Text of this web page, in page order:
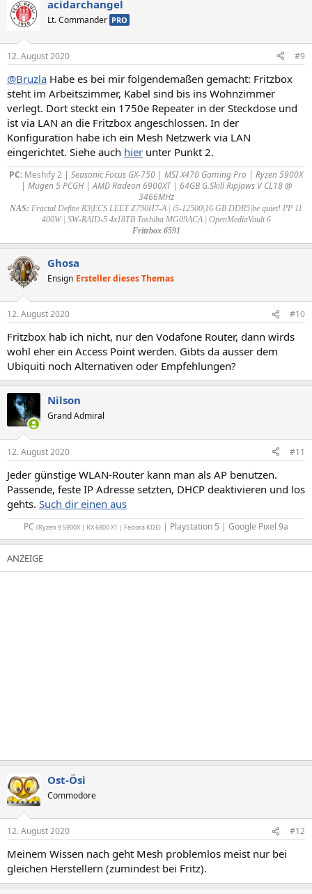
acidarchangel
Lt. Commander PRO
12. August 2020 #9
@Bruzla Habe es bei mir folgendemaßen gemacht: Fritzbox
steht im Arbeitszimmer, Kabel sind bis ins Wohnzimmer
verlegt. Dort steckt ein 1750e Repeater in der Steckdose und
ist via LAN an die Fritzbox angeschlossen. In der
Konfiguration habe ich ein Mesh Netzwerk via LAN
eingerichtet. Siehe auch hier unter Punkt 2.
PC: Meshify 2 | Seasonic Focus GX-750 | MSI X470 Gaming Pro | Ryzen 5900X
| Mugen 5 PCGH | AMD Radeon 6900XT | 64GB G.Skill RipJaws V CL18 @
3466MHz
NAS: Fractal Define R3|ECS LEET Z790H7-A | i5-12500|16 GB DDR5|be quiet! PP 11
400W | SW-RAID-5 4x18TB Toshiba MG09ACA | OpenMediaVault 6
Fritzbox 6591
Ghosa
Ensign Ersteller dieses Themas
12. August 2020 #10
Fritzbox hab ich nicht, nur den Vodafone Router, dann wirds
wohl eher ein Access Point werden. Gibts da ausser dem
Ubiquiti noch Alternativen oder Empfehlungen?
Nilson
Grand Admiral
12. August 2020 #11
Jeder günstige WLAN-Router kann man als AP benutzen.
Passende, feste IP Adresse setzten, DHCP deaktivieren und los
gehts. Such dir einen aus
PC (Ryzen 9 5900X | RX 6800 XT | Fedora KDE) | Playstation 5 | Google Pixel 9a​
Ost-Ösi
Commodore
12. August 2020 #12
Meinem Wissen nach geht Mesh problemlos meist nur bei
gleichen Herstellern (zumindest bei Fritz).